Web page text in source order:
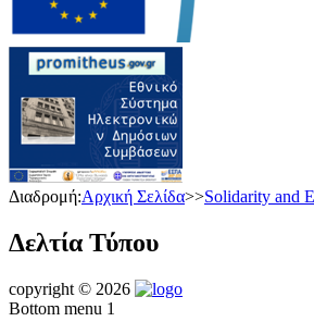
Διαδρομή:Αρχική Σελίδα>>Solidarity and
Δελτία Τύπου
copyright © 2026
Bottom menu 1